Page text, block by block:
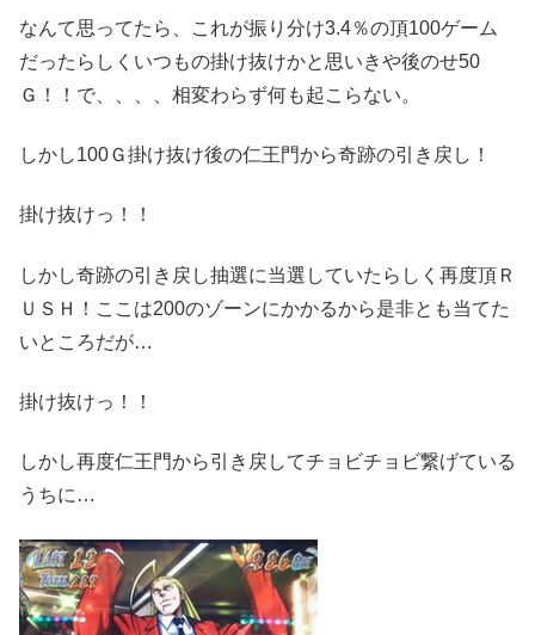
なんて思ってたら、これが振り分け3.4％の頂100ゲーム
だったらしくいつもの掛け抜けかと思いきや後のせ50
Ｇ！！で、、、、相変わらず何も起こらない。
しかし100Ｇ掛け抜け後の仁王門から奇跡の引き戻し！
掛け抜けっ！！
しかし奇跡の引き戻し抽選に当選していたらしく再度頂Ｒ
ＵＳＨ！ここは200のゾーンにかかるから是非とも当てた
いところだが…
掛け抜けっ！！
しかし再度仁王門から引き戻してチョビチョビ繋げている
うちに…